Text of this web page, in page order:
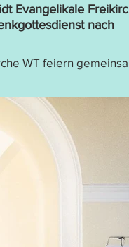
Evangelikale
nach
WT feiern